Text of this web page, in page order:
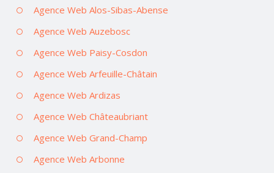
Agence Web Alos-Sibas-Abense
Agence Web Auzebosc
Agence Web Paisy-Cosdon
Agence Web Arfeuille-Châtain
Agence Web Ardizas
Agence Web Châteaubriant
Agence Web Grand-Champ
Agence Web Arbonne